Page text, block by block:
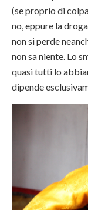
(se proprio di
no, eppure la
non si perde
non sa niente. Lo
quasi tutti lo
dipende